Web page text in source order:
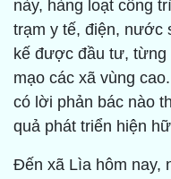
này, hàng loạt công
trạm y tế, điện, nước
kế được đầu tư,
mạo các xã vùng
có lời phản bác nào
quả phát triển hiện
Đến xã Lìa hôm nay,